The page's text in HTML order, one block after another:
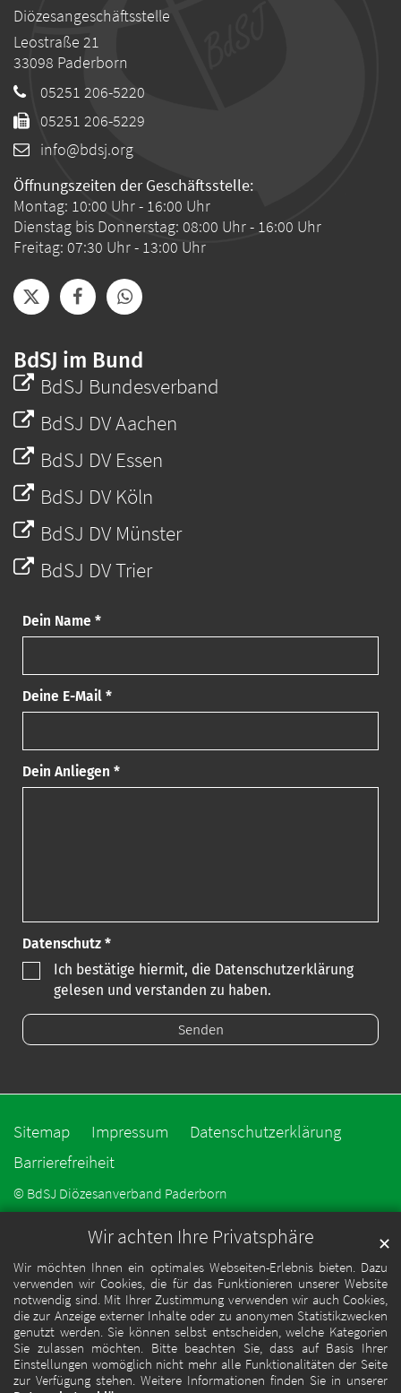
Wir achten Ihre Privatsphäre
Wir möchten Ihnen ein optimales Webseiten-Erlebnis bieten. Dazu
verwenden wir Cookies, die für das Funktionieren unserer Website
notwendig sind. Mit Ihrer Zustimmung verwenden wir auch Cookies,
die zur Anzeige externer Inhalte oder zu anonymen Statistikzwecken
genutzt werden. Sie können selbst entscheiden, welche Kategorien
Sie zulassen möchten. Bitte beachten Sie, dass auf Basis Ihrer
Einstellungen womöglich nicht mehr alle Funktionalitäten der Seite
zur Verfügung stehen. Weitere Informationen finden Sie in unserer
✕
Diözesangeschäftsstelle
Leostraße 21
33098 Paderborn
05251 206-5220
05251 206-5229
info@bdsj.org
Öffnungszeiten der Geschäftsstelle:
Montag: 10:00 Uhr - 16:00 Uhr
Dienstag bis Donnerstag: 08:00 Uhr - 16:00 Uhr
Freitag: 07:30 Uhr - 13:00 Uhr
BdSJ im Bund
BdSJ Bundesverband
BdSJ DV Aachen
BdSJ DV Essen
BdSJ DV Köln
BdSJ DV Münster
BdSJ DV Trier
Dein Name *
Deine E-Mail *
Dein Anliegen *
Datenschutz *
Ich bestätige hiermit, die Datenschutzerklärung
gelesen und verstanden zu haben.
Sitemap Impressum
Datenschutzerklärung
Barrierefreiheit
© BdSJ Diözesanverband Paderborn